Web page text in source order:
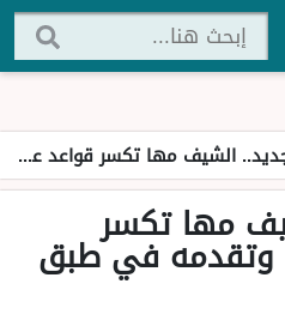
الشيف مها تكسر قواعد عمل الحنيذ وتقدمه في طبق برجر
مها تكسر
وتقدمه في طبق